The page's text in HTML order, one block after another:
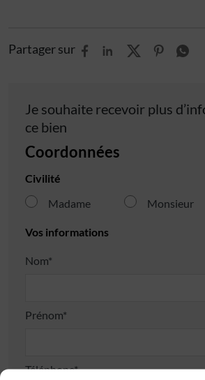
Partager sur
Je souhaite recevoir plus
ce bien
Coordonnées
Civilité
Madame
Monsieur
Vos informations
Nom*
Prénom*
Téléphone*